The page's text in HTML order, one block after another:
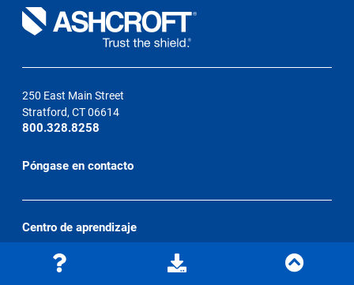
250 East Main Street
Stratford, CT 06614
800.328.8258
Póngase en contacto
Centro de aprendizaje
Suscribirse al blog